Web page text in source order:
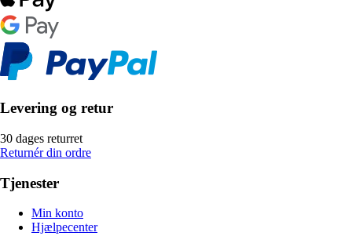
Levering og retur
30 dages returret
Returnér din ordre
Tjenester
Min konto
Hjælpecenter